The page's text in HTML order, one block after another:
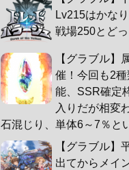
Lv215はかな
戦場250とど
【グラブル】
催！今回も2
能、SSR確定
入りだが相変
石混じり、単体6～7％と
【グラブル】
出てからメイ